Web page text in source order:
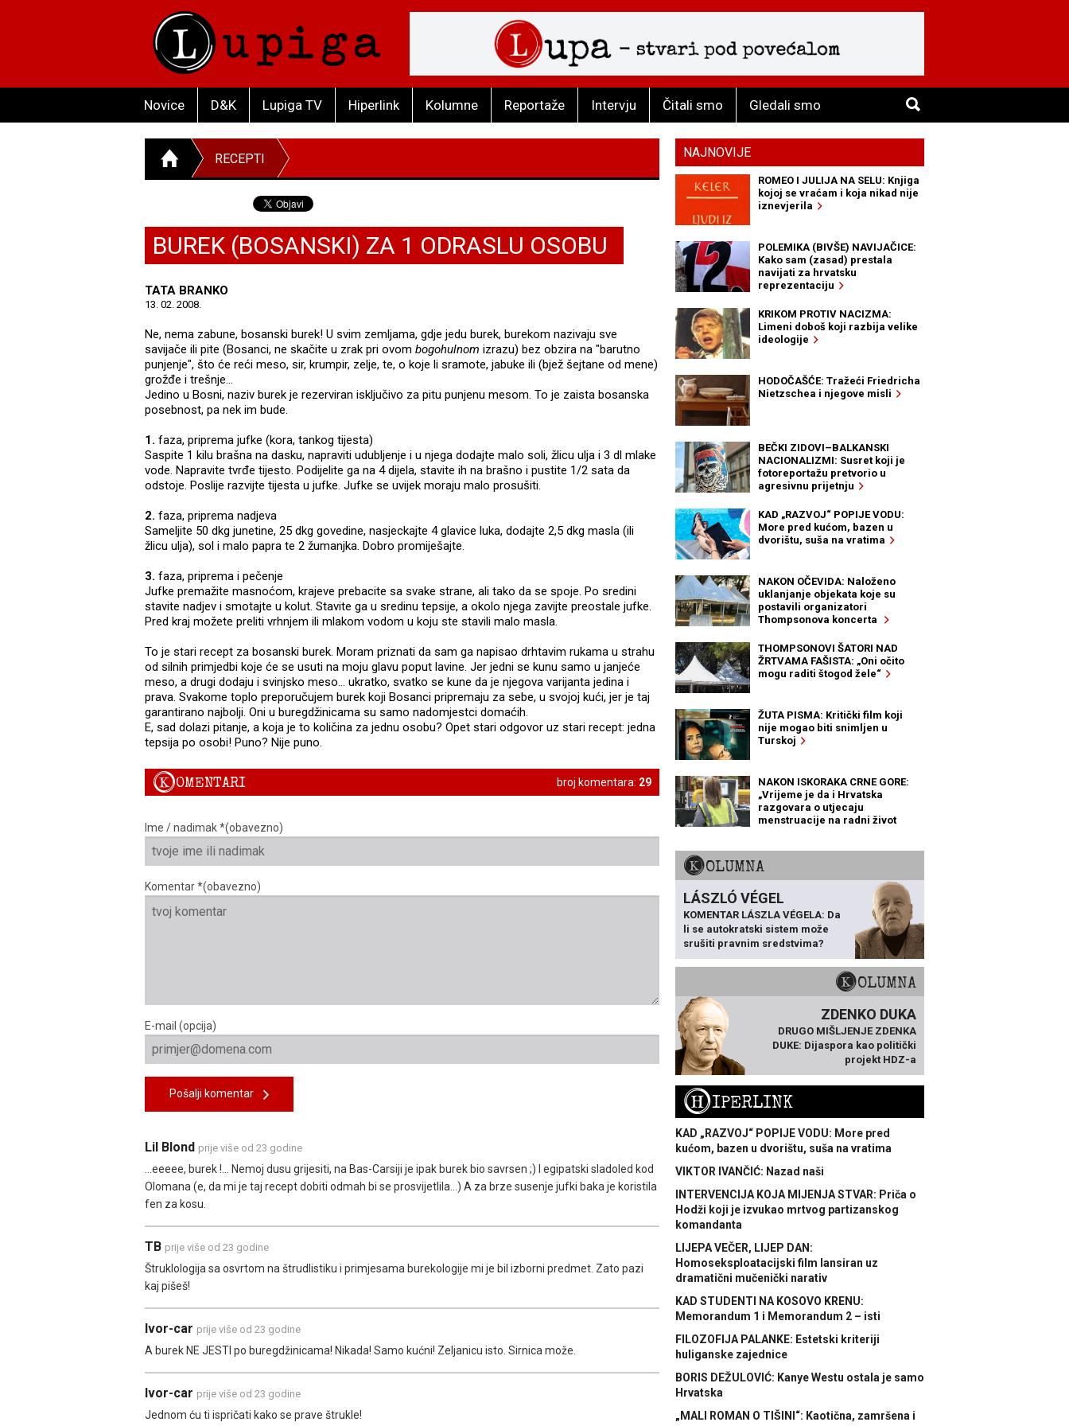
Novice D&K Lupiga TV Hiperlink Kolumne Reportaže Intervju Čitali smo Gledali smo
RECEPTI
BUREK (BOSANSKI) ZA 1 ODRASLU OSOBU
TATA BRANKO
13. 02. 2008.
Ne, nema zabune, bosanski burek! U svim zemljama, gdje jedu burek, burekom nazivaju sve
savijače ili pite (Bosanci, ne skačite u zrak pri ovom bogohulnom izrazu) bez obzira na "barutno
punjenje", što će reći meso, sir, krumpir, zelje, te, o koje li sramote, jabuke ili (bjež šejtane od mene)
grožđe i trešnje...
Jedino u Bosni, naziv burek je rezerviran isključivo za pitu punjenu mesom. To je zaista bosanska
posebnost, pa nek im bude.
1. faza, priprema jufke (kora, tankog tijesta)
Saspite 1 kilu brašna na dasku, napraviti udubljenje i u njega dodajte malo soli, žlicu ulja i 3 dl mlake
vode. Napravite tvrđe tijesto. Podijelite ga na 4 dijela, stavite ih na brašno i pustite 1/2 sata da
odstoje. Poslije razvijte tijesta u jufke. Jufke se uvijek moraju malo prosušiti.
2. faza, priprema nadjeva
Sameljite 50 dkg junetine, 25 dkg govedine, nasjeckajte 4 glavice luka, dodajte 2,5 dkg masla (ili
žlicu ulja), sol i malo papra te 2 žumanjka. Dobro promiješajte.
3. faza, priprema i pečenje
Jufke premažite masnoćom, krajeve prebacite sa svake strane, ali tako da se spoje. Po sredini
stavite nadjev i smotajte u kolut. Stavite ga u sredinu tepsije, a okolo njega zavijte preostale jufke.
Pred kraj možete preliti vrhnjem ili mlakom vodom u koju ste stavili malo masla.
To je stari recept za bosanski burek. Moram priznati da sam ga napisao drhtavim rukama u strahu
od silnih primjedbi koje će se usuti na moju glavu poput lavine. Jer jedni se kunu samo u janjeće
meso, a drugi dodaju i svinjsko meso... ukratko, svatko se kune da je njegova varijanta jedina i
prava. Svakome toplo preporučujem burek koji Bosanci pripremaju za sebe, u svojoj kući, jer je taj
garantirano najbolji. Oni u buregdžinicama su samo nadomjestci domaćih.
E, sad dolazi pitanje, a koja je to količina za jednu osobu? Opet stari odgovor uz stari recept: jedna
tepsija po osobi! Puno? Nije puno.
broj komentara: 29
KOMENTARI
Ime / nadimak *(obavezno)
Komentar *(obavezno)
E-mail (opcija)
Pošalji komentar
Lil Blond prije više od 23 godine
...eeeee, burek !... Nemoj dusu grijesiti, na Bas-Carsiji je ipak burek bio savrsen ;) I egipatski sladoled kod
Olomana (e, da mi je taj recept dobiti odmah bi se prosvijetlila...) A za brze susenje jufki baka je koristila
fen za kosu.
TB prije više od 23 godine
Štruklologija sa osvrtom na štrudlistiku i primjesama burekologije mi je bil izborni predmet. Zato pazi
kaj pišeš!
Ivor-car prije više od 23 godine
A burek NE JESTI po buregdžinicama! Nikada! Samo kućni! Zeljanicu isto. Sirnica može.
Ivor-car prije više od 23 godine
Jednom ću ti ispričati kako se prave štrukle!
NAJNOVIJE
ROMEO I JULIJA NA SELU: Knjiga
kojoj se vraćam i koja nikad nije
iznevjerila
POLEMIKA (BIVŠE) NAVIJAČICE:
Kako sam (zasad) prestala
navijati za hrvatsku
reprezentaciju
KRIKOM PROTIV NACIZMA:
Limeni doboš koji razbija velike
ideologije
HODOČAŠĆE: Tražeći Friedricha
Nietzschea i njegove misli
BEČKI ZIDOVI–BALKANSKI
NACIONALIZMI: Susret koji je
fotoreportažu pretvorio u
agresivnu prijetnju
KAD „RAZVOJ“ POPIJE VODU:
More pred kućom, bazen u
dvorištu, suša na vratima
NAKON OČEVIDA: Naloženo
uklanjanje objekata koje su
postavili organizatori
Thompsonova koncerta
THOMPSONOVI ŠATORI NAD
ŽRTVAMA FAŠISTA: „Oni očito
mogu raditi štogod žele“
ŽUTA PISMA: Kritički film koji
nije mogao biti snimljen u
Turskoj
NAKON ISKORAKA CRNE GORE:
„Vrijeme je da i Hrvatska
razgovara o utjecaju
menstruacije na radni život
KOLUMNA
LÁSZLÓ VÉGEL
KOMENTAR LÁSZLA VÉGELA: Da
li se autokratski sistem može
srušiti pravnim sredstvima?
KOLUMNA
ZDENKO DUKA
DRUGO MIŠLJENJE ZDENKA
DUKE: Dijaspora kao politički
projekt HDZ-a
HIPERLINK
KAD „RAZVOJ“ POPIJE VODU: More pred
kućom, bazen u dvorištu, suša na vratima
VIKTOR IVANČIĆ: Nazad naši
INTERVENCIJA KOJA MIJENJA STVAR: Priča o
Hodži koji je izvukao mrtvog partizanskog
komandanta
LIJEPA VEČER, LIJEP DAN:
Homoseksploatacijski film lansiran uz
dramatični mučenički narativ
KAD STUDENTI NA KOSOVO KRENU:
Memorandum 1 i Memorandum 2 – isti
FILOZOFIJA PALANKE: Estetski kriteriji
huliganske zajednice
BORIS DEŽULOVIĆ: Kanye Westu ostala je samo
Hrvatska
„MALI ROMAN O TIŠINI“: Kaotična, zamršena i